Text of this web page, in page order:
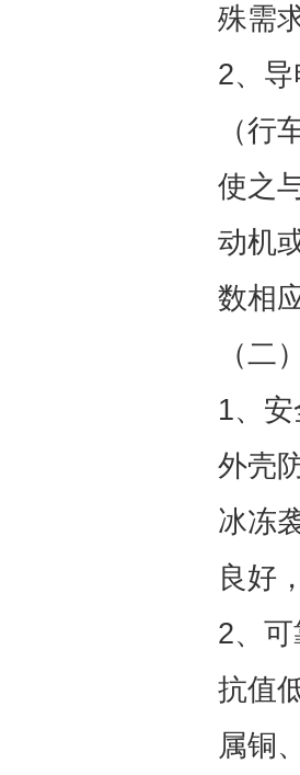
殊需
2、
（行
使之
动机
数相
（二
1、
外壳
冰冻
良好
2、
抗值
属铜